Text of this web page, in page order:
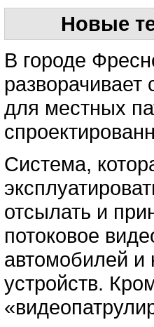
Новые
В городе
разворачивает
для местных
Система,
отсылать и
потоковое
автомобилей
устройств.